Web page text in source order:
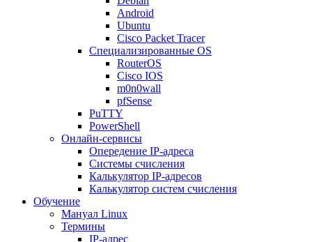
Android
Ubuntu
Cisco Packet Tracer
Специализированные OS
RouterOS
Cisco IOS
m0n0wall
pfSense
PuTTY
PowerShell
Онлайн-сервисы
Опередение IP-адреса
Системы счисления
Калькулятор IP-адресов
Калькулятор систем счисления
Обучение
Мануал Linux
Термины
IP-адрес